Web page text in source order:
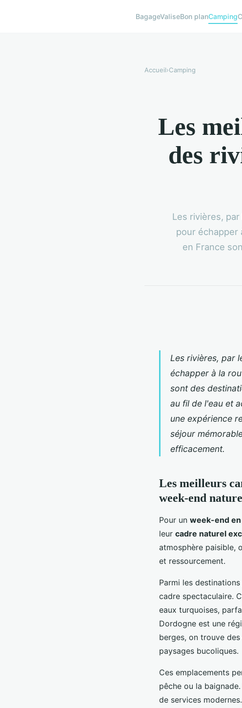
BagageValiseBon planCamping
Accueil›Camping
Les
des
Les rivières,
pour échapper
en France
Les rivières, par
échapper à la
sont des
au fil de l'eau et
une expérience
séjour
efficacement.
Les meilleurs
week-end nature
Pour un week-end
leur cadre naturel
atmosphère paisible,
et ressourcement.
Parmi les
cadre spectaculaire.
eaux turquoises,
Dordogne est une
berges, on trouve
paysages bucoliques.
Ces emplacements
pêche ou la
de services modernes.